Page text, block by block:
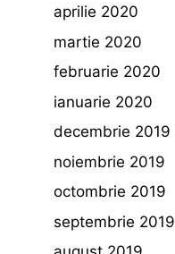
aprilie 2020
martie 2020
februarie 2020
ianuarie 2020
decembrie 2019
noiembrie 2019
octombrie 2019
septembrie 2019